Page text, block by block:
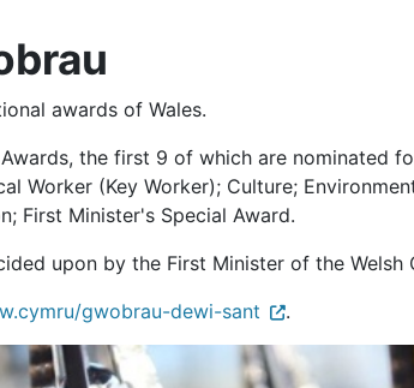
awards of Wales.
the first 9 of which are nominated
Worker (Key Worker); Culture;
First Minister's Special Award.
upon by the First Minister of the Welsh
gwobrau-dewi-sant .